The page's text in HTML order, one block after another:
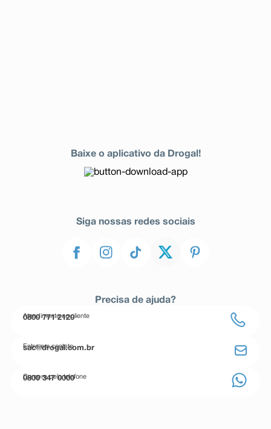
Baixe o aplicativo da Drogal!
Siga nossas redes sociais
Precisa de ajuda?
Atendimento ao cliente
0800 771 2120
Entre em contato
sac@drogal.com.br
Compre pelo telefone
0800 347 0000